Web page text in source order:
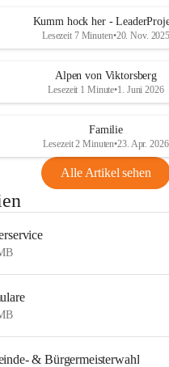
Kumm hock her -
Lesezeit 7 Minuten•20. Nov. 2025
Alpen von Viktorsberg
Lesezeit 1 Minute•1. Juni 2026
Familie
Lesezeit 2 Minuten•23. Apr. 2026
Alle Artikel sehen
& Bürgermeisterwahl